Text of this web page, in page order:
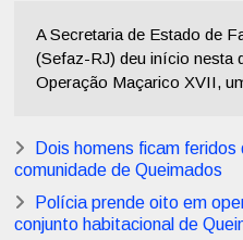
A Secretaria de Estado de
(Sefaz-RJ) deu início nesta
Operação Maçarico XVII,
Dois homens ficam
comunidade de Queimados
Polícia prende oito em
conjunto habitacional de